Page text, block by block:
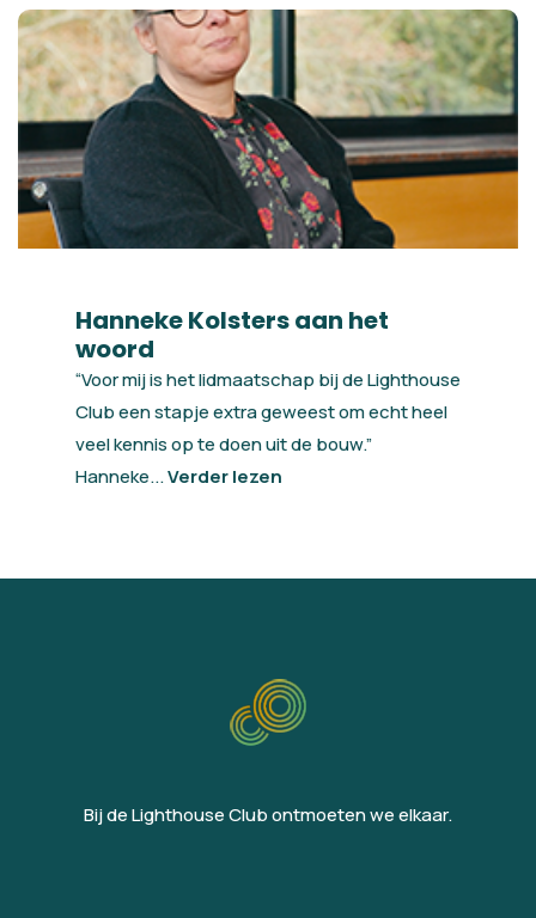
Hanneke Kolsters aan het
woord
“Voor mij is het lidmaatschap bij de Lighthouse
Club een stapje extra geweest om echt heel
veel kennis op te doen uit de bouw.”
Hanneke...Verder lezen
Bij de Lighthouse Club ontmoeten we elkaar.